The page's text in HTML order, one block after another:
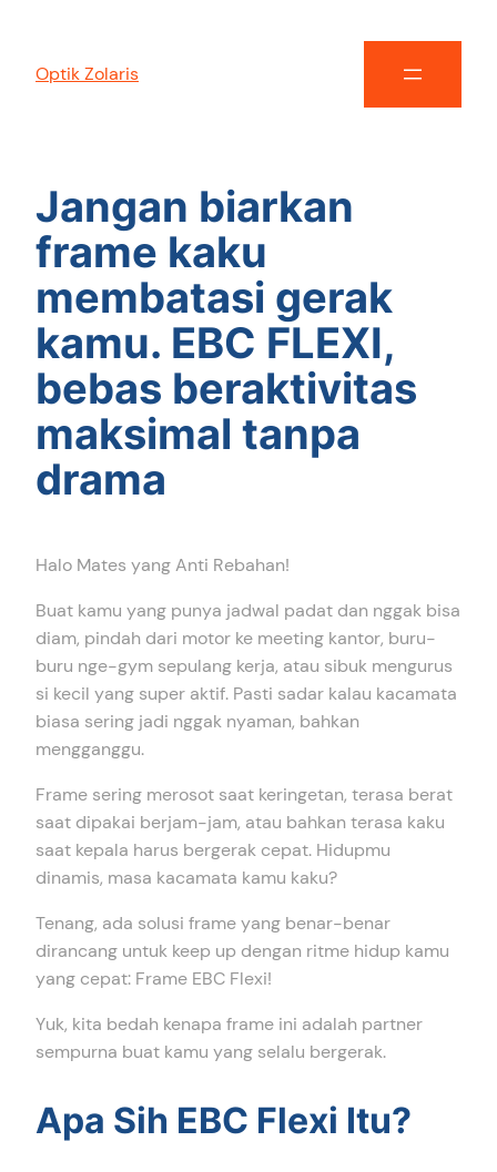
Optik Zolaris
Jangan biarkan
frame kaku
membatasi gerak
kamu. EBC FLEXI,
bebas beraktivitas
maksimal tanpa
drama
Halo Mates yang Anti Rebahan!
Buat kamu yang punya jadwal padat dan nggak bisa
diam, pindah dari motor ke meeting kantor, buru-
buru nge-gym sepulang kerja, atau sibuk mengurus
si kecil yang super aktif. Pasti sadar kalau kacamata
biasa sering jadi nggak nyaman, bahkan
mengganggu.
Frame sering merosot saat keringetan, terasa berat
saat dipakai berjam-jam, atau bahkan terasa kaku
saat kepala harus bergerak cepat. Hidupmu
dinamis, masa kacamata kamu kaku?
Tenang, ada solusi frame yang benar-benar
dirancang untuk keep up dengan ritme hidup kamu
yang cepat: Frame EBC Flexi!
Yuk, kita bedah kenapa frame ini adalah partner
sempurna buat kamu yang selalu bergerak.
Apa Sih EBC Flexi Itu?